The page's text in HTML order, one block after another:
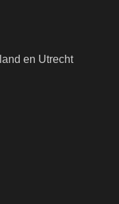
en Utrecht